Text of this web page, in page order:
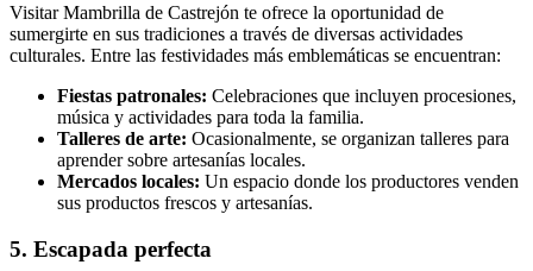
Visitar Mambrilla de Castrejón te ofrece la oportunidad de
sumergirte en sus tradiciones a través de diversas actividades
culturales. Entre las festividades más emblemáticas se encuentran:
Fiestas patronales: Celebraciones que incluyen procesiones,
música y actividades para toda la familia.
Talleres de arte: Ocasionalmente, se organizan talleres para
aprender sobre artesanías locales.
Mercados locales: Un espacio donde los productores venden
sus productos frescos y artesanías.
5. Escapada perfecta